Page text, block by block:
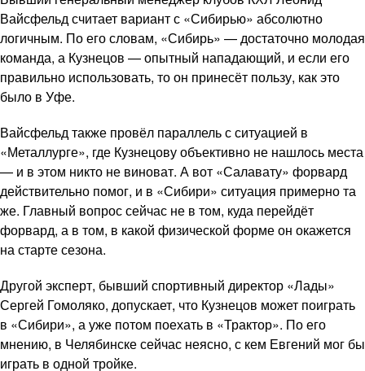
Вайсфельд считает вариант с «Сибирью» абсолютно
логичным. По его словам, «Сибирь» — достаточно молодая
команда, а Кузнецов — опытный нападающий, и если его
правильно использовать, то он принесёт пользу, как это
было в Уфе.
Вайсфельд также провёл параллель с ситуацией в
«Металлурге», где Кузнецову объективно не нашлось места
— и в этом никто не виноват. А вот «Салавату» форвард
действительно помог, и в «Сибири» ситуация примерно та
же. Главный вопрос сейчас не в том, куда перейдёт
форвард, а в том, в какой физической форме он окажется
на старте сезона.
Другой эксперт, бывший спортивный директор «Лады»
Сергей Гомоляко, допускает, что Кузнецов может поиграть
в «Сибири», а уже потом поехать в «Трактор». По его
мнению, в Челябинске сейчас неясно, с кем Евгений мог бы
играть в одной тройке.